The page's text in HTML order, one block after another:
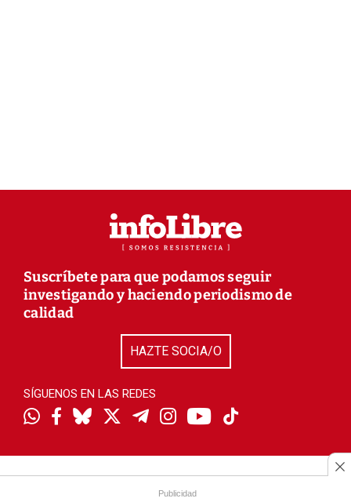
Publicidad
Suscríbete para que podamos seguir
investigando y haciendo periodismo de
calidad
HAZTE SOCIA/O
SÍGUENOS EN LAS REDES